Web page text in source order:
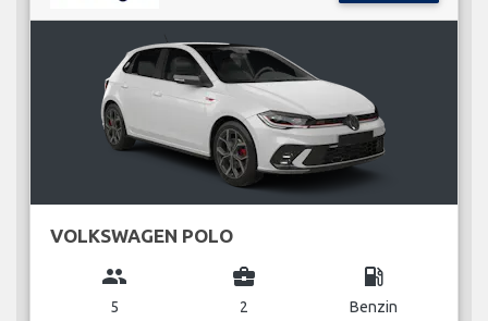
VOLKSWAGEN POLO
group
5
business_center
2
local_gas_station
Benzin